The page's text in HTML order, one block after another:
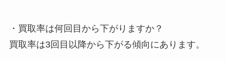
・買取率は何回目から下がりますか？
買取率は3回目以降から下がる傾向にあります。